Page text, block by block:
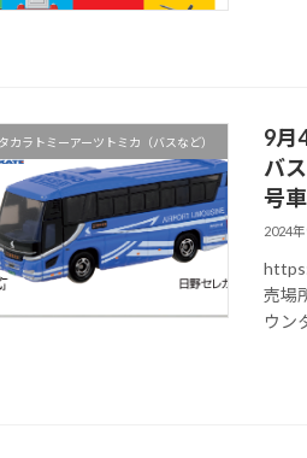
タカラトミーアーツトミカ（バスなど）
9
バ
号
2024
売場
ウン